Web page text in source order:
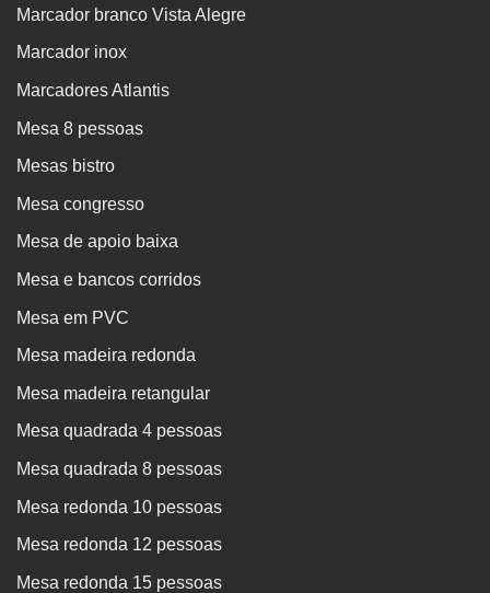
Marcador branco Vista Alegre
Marcador inox
Marcadores Atlantis
Mesa 8 pessoas
Mesas bistro
Mesa congresso
Mesa de apoio baixa
Mesa e bancos corridos
Mesa em PVC
Mesa madeira redonda
Mesa madeira retangular
Mesa quadrada 4 pessoas
Mesa quadrada 8 pessoas
Mesa redonda 10 pessoas
Mesa redonda 12 pessoas
Mesa redonda 15 pessoas